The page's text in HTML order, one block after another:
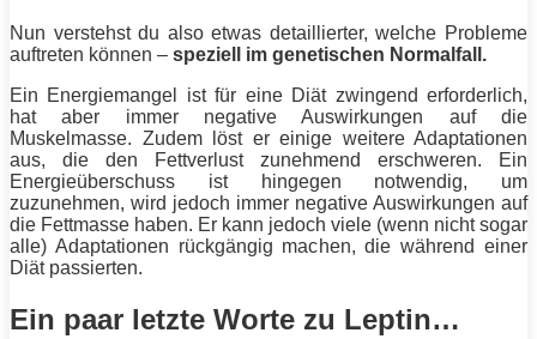
Nun verstehst du also etwas detaillierter, welche Probleme
auftreten können – speziell im genetischen Normalfall.
Ein Energiemangel ist für eine Diätzwingend erforderlich,
hat aber immer negative Auswirkungen auf die
Muskelmasse. Zudem löst er einige weitere Adaptationen
aus, die den Fettverlust zunehmend erschweren. Ein
Energieüberschuss ist hingegen notwendig, um
zuzunehmen, wird jedoch immer negative Auswirkungen auf
die Fettmasse haben. Er kann jedoch viele (wenn nicht sogar
alle) Adaptationen rückgängig machen, die während einer
Diätpassierten.
Ein paar letzte Worte zu Leptin…